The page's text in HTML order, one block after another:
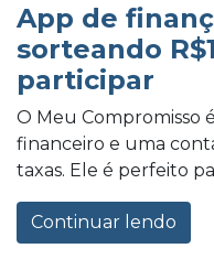
App de
sorteando
participar
O Meu Compromisso
financeiro e uma
taxas. Ele é perfeito
Continuar lendo